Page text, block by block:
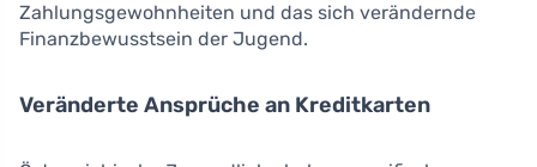
Zahlungsgewohnheiten und das sich verändernde
Finanzbewusstsein der Jugend.
Veränderte Ansprüche an Kreditkarten